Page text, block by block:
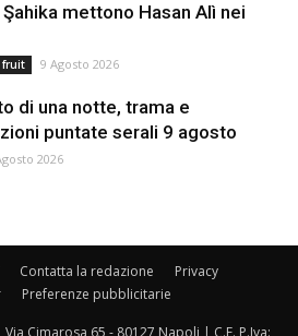
mettono Hasan Alì nei
fruit 9 Agosto 2026
di una notte, trama e
puntate serali 9 agosto
2026
Contatta la redazione
Privacy
Preferenze pubblicitarie